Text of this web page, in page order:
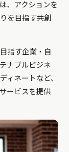
、アクションを
を目指す共創
指す企業・自
ナブルビジネ
ィネートなど、
ービスを提供